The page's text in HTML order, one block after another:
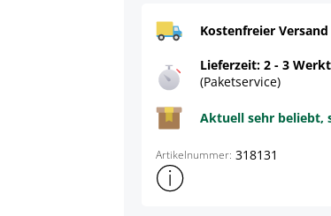
Kostenfreier
Lieferzeit: 2 - 3
(Paketservice)
Aktuell sehr beliebt,
Artikelnummer: 318131
Weitere